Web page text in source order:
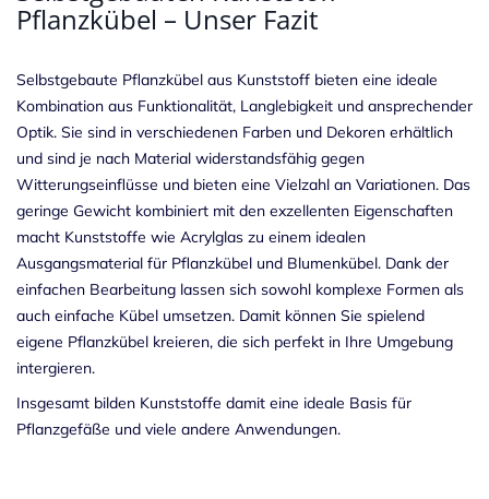
Pflanzkübel – Unser Fazit
Selbstgebaute Pflanzkübel aus Kunststoff bieten eine ideale
Kombination aus Funktionalität, Langlebigkeit und ansprechender
Optik. Sie sind in verschiedenen Farben und Dekoren erhältlich
und sind je nach Material widerstandsfähig gegen
Witterungseinflüsse und bieten eine Vielzahl an Variationen. Das
geringe Gewicht kombiniert mit den exzellenten Eigenschaften
macht Kunststoffe wie Acrylglas zu einem idealen
Ausgangsmaterial für Pflanzkübel und Blumenkübel. Dank der
einfachen Bearbeitung lassen sich sowohl komplexe Formen als
auch einfache Kübel umsetzen. Damit können Sie spielend
eigene Pflanzkübel kreieren, die sich perfekt in Ihre Umgebung
intergieren.
Insgesamt bilden Kunststoffe damit eine ideale Basis für
Pflanzgefäße und viele andere Anwendungen.